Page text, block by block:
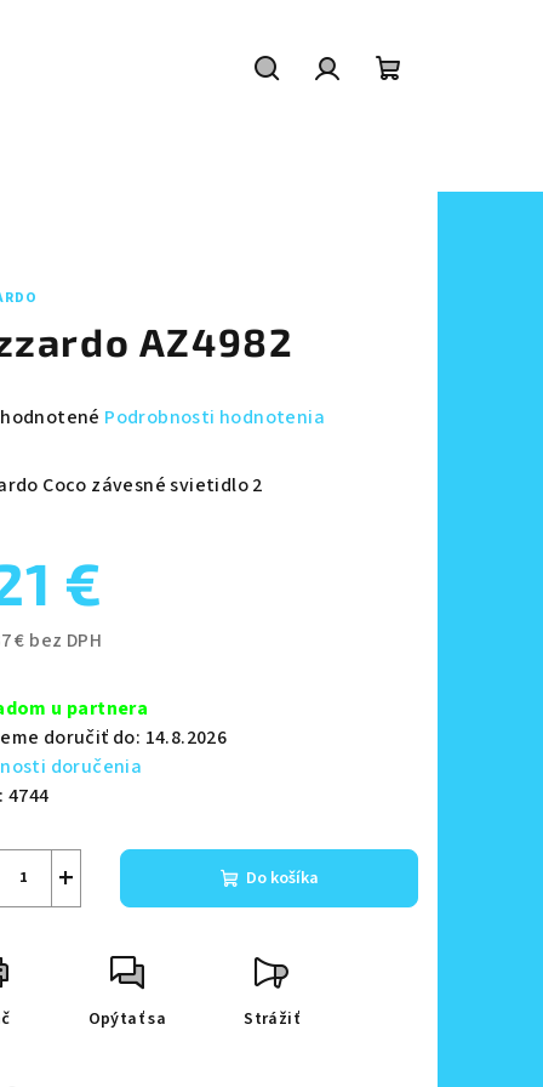
AZ4982
Podrobnosti hodnotenia
Coco závesné svietidlo 2
€
€ bez DPH
u partnera
doručiť do: 14.8.2026
doručenia
4744
+ Do košíka
Opýtať sa Strážiť